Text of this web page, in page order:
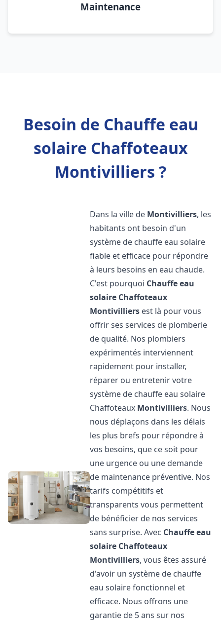
Maintenance
Besoin de Chauffe eau
solaire Chaffoteaux
Montivilliers ?
Dans la ville de Montivilliers, les
habitants ont besoin d'un
système de chauffe eau solaire
fiable et efficace pour répondre
à leurs besoins en eau chaude.
C'est pourquoi Chauffe eau
solaire Chaffoteaux
Montivilliers est là pour vous
offrir ses services de plomberie
de qualité. Nos plombiers
expérimentés interviennent
rapidement pour installer,
réparer ou entretenir votre
système de chauffe eau solaire
Chaffoteaux Montivilliers. Nous
nous déplaçons dans les délais
les plus brefs pour répondre à
vos besoins, que ce soit pour
une urgence ou une demande
de maintenance préventive. Nos
tarifs compétitifs et
transparents vous permettent
de bénéficier de nos services
sans surprise. Avec Chauffe eau
solaire Chaffoteaux
Montivilliers, vous êtes assuré
d'avoir un système de chauffe
eau solaire fonctionnel et
efficace. Nous offrons une
garantie de 5 ans sur nos